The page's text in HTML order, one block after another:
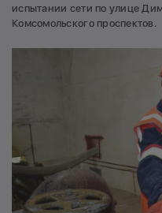
испытании сети по улице
Комсомольского проспектов.